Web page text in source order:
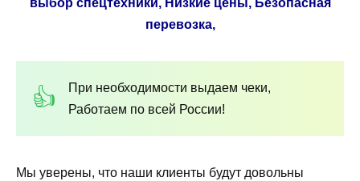
перевозка,
При необходимости выдаем чеки,
Работаем по всей России!
Мы уверены, что наши клиенты будут довольны